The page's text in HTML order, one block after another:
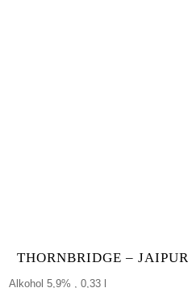
THORNBRIDGE – JAIPUR
Alkohol 5,9% , 0,33 l